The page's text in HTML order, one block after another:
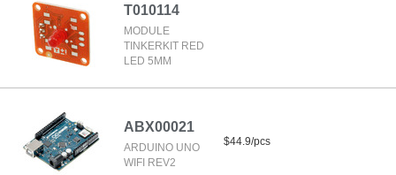
T010114
MODULE
TINKERKIT RED
LED 5MM
ABX00021
ARDUINO UNO
WIFI REV2
$44.9/pcs